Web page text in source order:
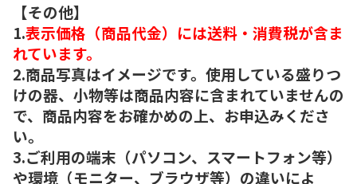
【その他】
1.表示価格（商品代金）には送料・消費税が含ま
れています。
2.商品写真はイメージです。使用している盛りつ
けの器、小物等は商品内容に含まれていませんの
で、商品内容をお確かめの上、お申込みくださ
い。
3.ご利用の端末（パソコン、スマートフォン等）
や環境（モニター、ブラウザ等）の違いによ